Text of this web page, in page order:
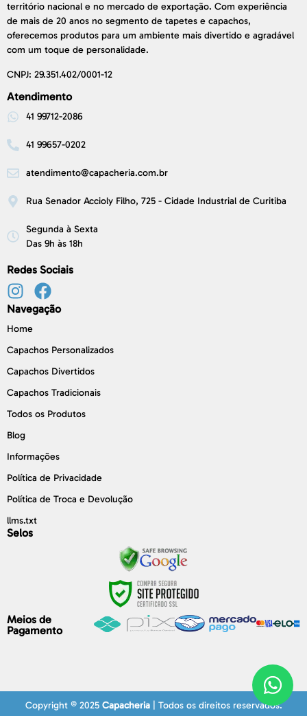
território nacional e no mercado de exportação. Com experiência
de mais de 20 anos no segmento de tapetes e capachos,
oferecemos produtos para um ambiente mais divertido e agradável
com um toque de personalidade.
CNPJ: 29.351.402/0001-12
Atendimento
41 99712-2086
41 99657-0202
atendimento@capacheria.com.br
Rua Senador Accioly Filho, 725 - Cidade Industrial de Curitiba
Segunda à Sexta
Das 9h às 18h
Redes Sociais
Navegação
Home
Capachos Personalizados
Capachos Divertidos
Capachos Tradicionais
Todos os Produtos
Blog
Informações
Política de Privacidade
Política de Troca e Devolução
llms.txt
Selos
Meios de
Pagamento
Copyright © 2025 Capacheria | Todos os direitos reservados.